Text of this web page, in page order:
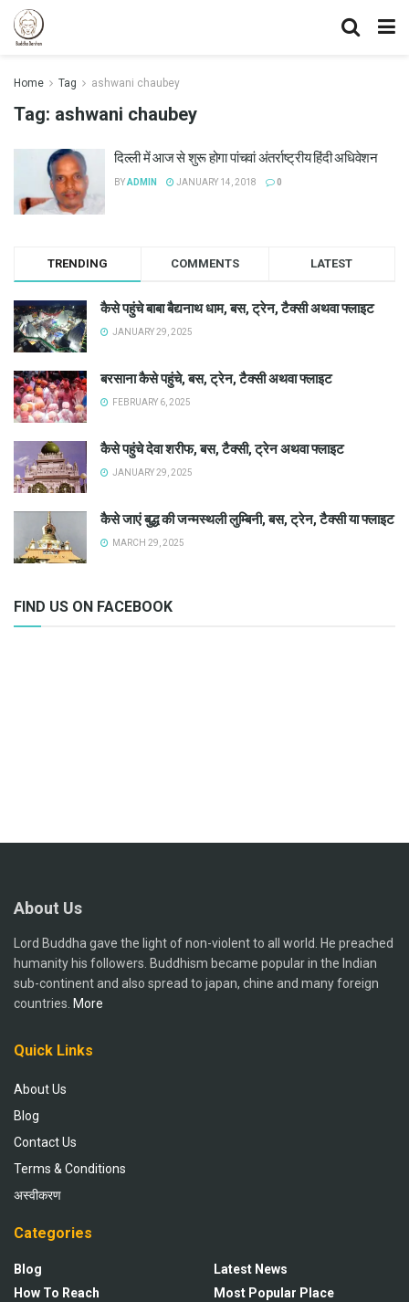
Home Tag ashwani chaubey
Tag: ashwani chaubey
दिल्ली में आज से शुरू होगा पांचवां अंतर्राष्ट्रीय हिंदी अधिवेशन
BYADMIN JANUARY 14, 2018 0
TRENDING COMMENTS LATEST
कैसे पहुंचे बाबा बैद्यनाथ धाम, बस, ट्रेन, टैक्सी अथवा फ्लाइट
JANUARY 29, 2025
बरसाना कैसे पहुंचे, बस, ट्रेन, टैक्सी अथवा फ्लाइट
FEBRUARY 6, 2025
कैसे पहुंचे देवा शरीफ, बस, टैक्सी, ट्रेन अथवा फ्लाइट
JANUARY 29, 2025
कैसे जाएं बुद्ध की जन्मस्थली लुम्बिनी, बस, ट्रेन, टैक्सी या फ्लाइट
MARCH 29, 2025
FIND US ON FACEBOOK
About Us
Lord Buddha gave the light of non-violent to all world. He preached
humanity his followers. Buddhism became popular in the Indian
sub-continent and also spread to japan, chine and many foreign
countries. More
Quick Links
About Us
Blog
Contact Us
Terms & Conditions
अस्वीकरण
Categories
Blog
How To Reach
Latest News
Most Popular Place